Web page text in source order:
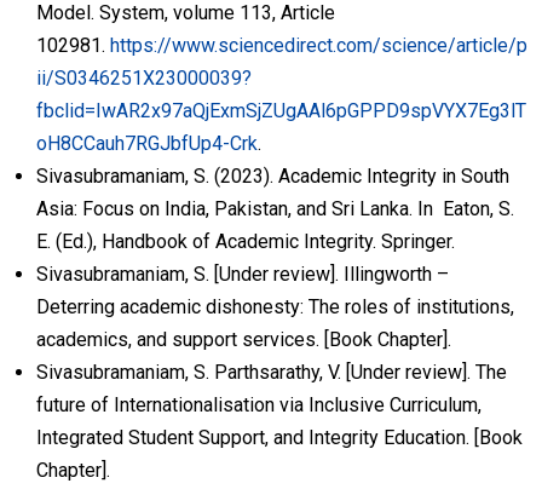
Model. System, volume 113, Article
102981. https://www.sciencedirect.com/science/article/p
ii/S0346251X23000039?
fbclid=IwAR2x97aQjExmSjZUgAAl6pGPPD9spVYX7Eg3lT
oH8CCauh7RGJbfUp4-Crk.
Sivasubramaniam, S. (2023). Academic Integrity in South
Asia: Focus on India, Pakistan, and Sri Lanka. In Eaton, S.
E. (Ed.), Handbook of Academic Integrity. Springer.
Sivasubramaniam, S. [Under review]. Illingworth –
Deterring academic dishonesty: The roles of institutions,
academics, and support services. [Book Chapter].
Sivasubramaniam, S. Parthsarathy, V. [Under review]. The
future of Internationalisation via Inclusive Curriculum,
Integrated Student Support, and Integrity Education. [Book
Chapter].